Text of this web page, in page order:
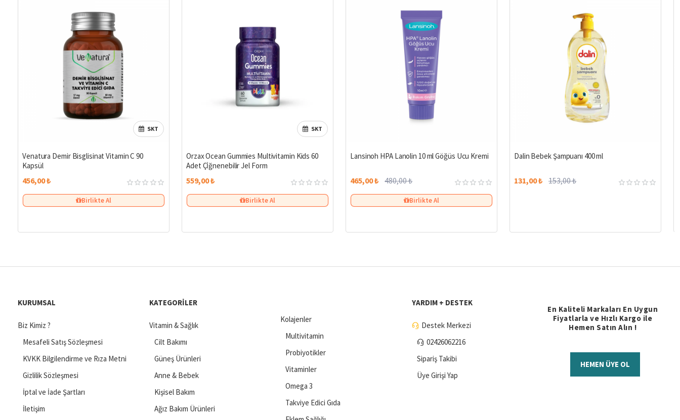
SKT
Venatura Demir Bisglisinat Vitamin C 90
Kapsül
456,00 ₺
Birlikte Al
SKT
Orzax Ocean Gummies Multivitamin Kids 60
Adet Çİğnenebilir Jel Form
559,00 ₺
Birlikte Al
Lansinoh HPA Lanolin 10 ml Göğüs Ucu Kremi
465,00 ₺ 480,00 ₺
Birlikte Al
Dalin Bebek Şampuanı 400 ml
131,00 ₺ 153,00 ₺
KURUMSAL
Biz Kimiz ?
Mesafeli Satış Sözleşmesi
KVKK Bilgilendirme ve Rıza Metni
Gizlilik Sözleşmesi
İptal ve İade Şartları
İletişim
KATEGORILER
Vitamin & Sağlık
Cilt Bakımı
Güneş Ürünleri
Anne & Bebek
Kişisel Bakım
Ağız Bakım Ürünleri
Kolajenler
Multivitamin
Probiyotikler
Vitaminler
Omega 3
Takviye Edici Gıda
YARDIM + DESTEK
Destek Merkezi
02426062216
Sipariş Takibi
Üye Girişi Yap
En Kaliteli Markaları En Uygun
Fiyatlarla ve Hızlı Kargo ile
Hemen Satın Alın !
HEMEN ÜYE OL